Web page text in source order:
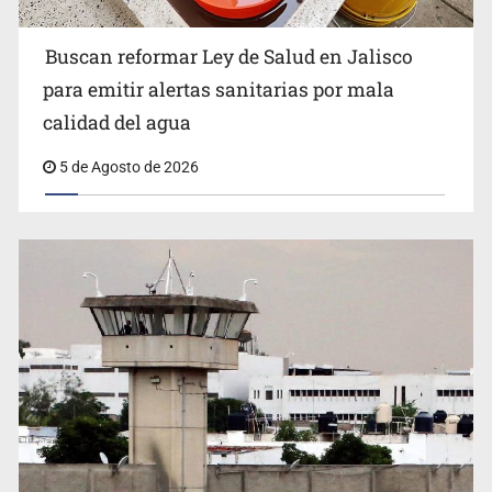
Citarían a Medrano si persiste falta de diálogo con
vecinos de Mirador San Isidro
Buscan reformar Ley de Salud en Jalisco
para emitir alertas sanitarias por mala
calidad del agua
5 de Agosto de 2026